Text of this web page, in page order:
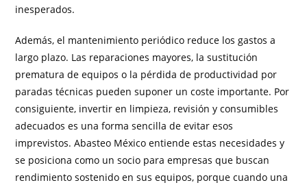
inesperados.
Además, el mantenimiento periódico reduce los gastos a
largo plazo. Las reparaciones mayores, la sustitución
prematura de equipos o la pérdida de productividad por
paradas técnicas pueden suponer un coste importante. Por
consiguiente, invertir en limpieza, revisión y consumibles
adecuados es una forma sencilla de evitar esos
imprevistos. Abasteo México entiende estas necesidades y
se posiciona como un socio para empresas que buscan
rendimiento sostenido en sus equipos, porque cuando una